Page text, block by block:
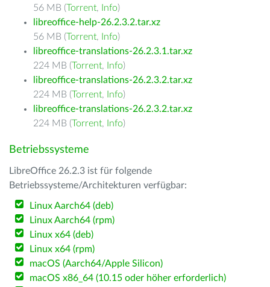
56 MB (Torrent, Info)
libreoffice-help-26.2.3.2.tar.xz
56 MB (Torrent, Info)
libreoffice-translations-26.2.3.1.tar.xz
224 MB (Torrent, Info)
libreoffice-translations-26.2.3.2.tar.xz
224 MB (Torrent, Info)
libreoffice-translations-26.2.3.2.tar.xz
224 MB (Torrent, Info)
Betriebssysteme
LibreOffice 26.2.3 ist für folgende
Betriebssysteme/Architekturen verfügbar:
Linux Aarch64 (deb)
Linux Aarch64 (rpm)
Linux x64 (deb)
Linux x64 (rpm)
macOS (Aarch64/Apple Silicon)
macOS x86_64 (10.15 oder höher erforderlich)